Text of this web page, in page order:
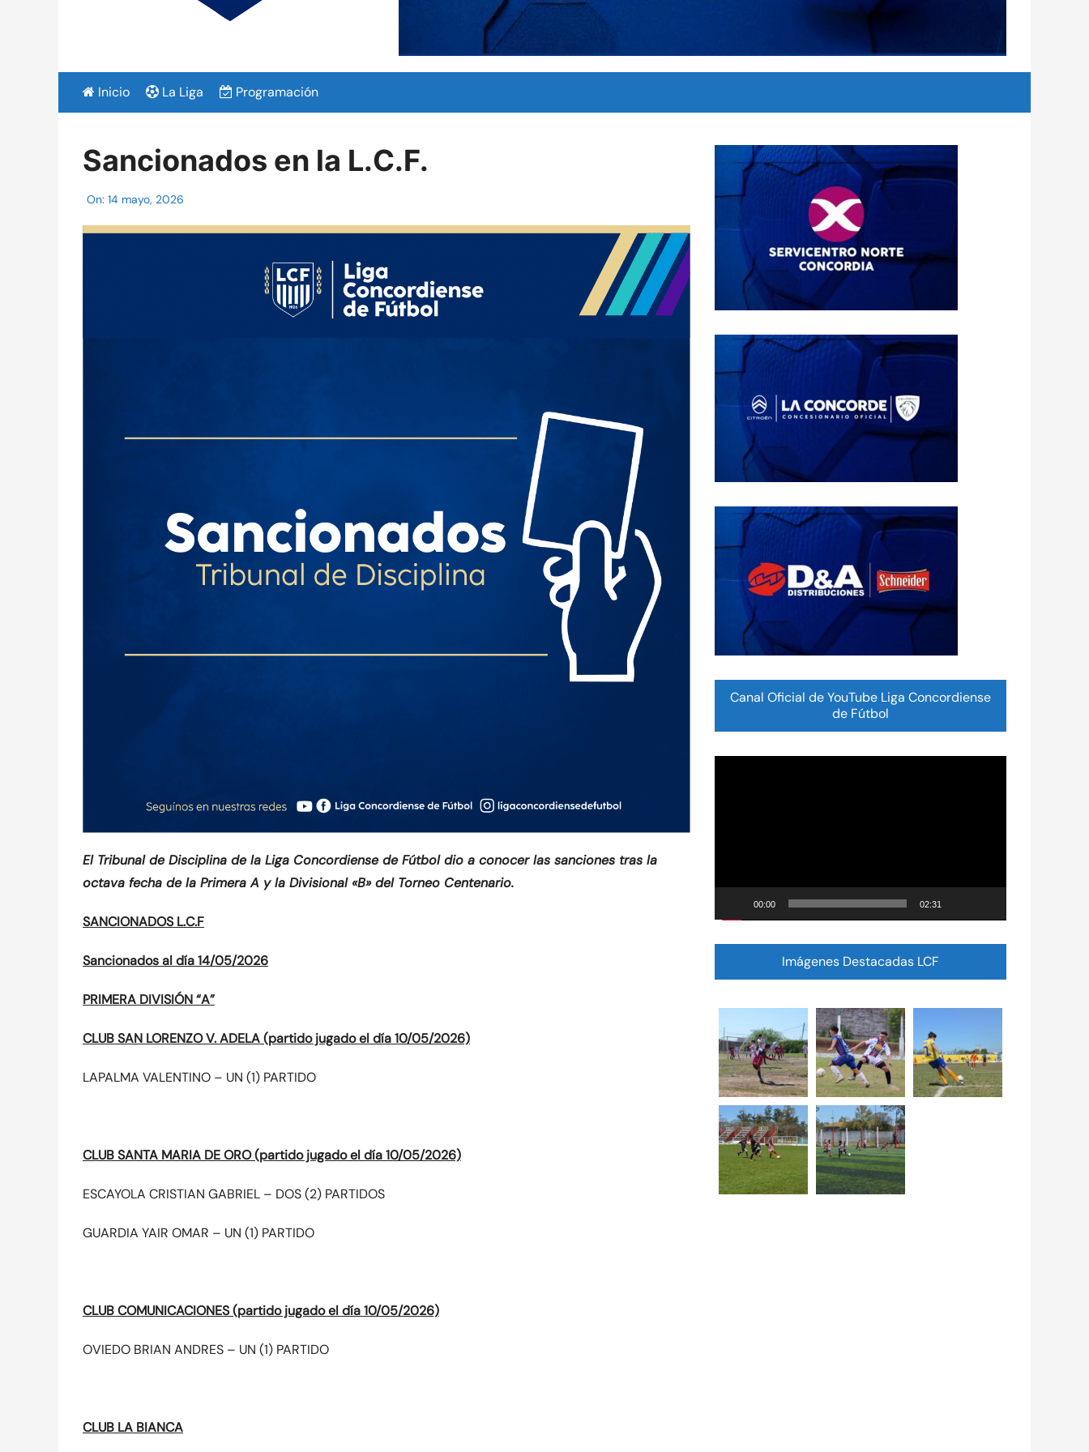
Inicio La Liga Programación
Sancionados en la L.C.F.
On: 14 mayo, 2026
El Tribunal de Disciplina de la Liga Concordiense de Fútbol dio a conocer las sanciones tras la
octava fecha de la Primera A y la Divisional «B» del Torneo Centenario.
SANCIONADOS L.C.F
Sancionados al día 14/05/2026
PRIMERA DIVISIÓN “A”
CLUB SAN LORENZO V. ADELA (partido jugado el día 10/05/2026)
LAPALMA VALENTINO – UN (1) PARTIDO
CLUB SANTA MARIA DE ORO (partido jugado el día 10/05/2026)
ESCAYOLA CRISTIAN GABRIEL – DOS (2) PARTIDOS
GUARDIA YAIR OMAR – UN (1) PARTIDO
CLUB COMUNICACIONES (partido jugado el día 10/05/2026)
OVIEDO BRIAN ANDRES – UN (1) PARTIDO
CLUB LA BIANCA
Canal Oficial de YouTube Liga Concordiense
de Fútbol
00:00 02:31
Imágenes Destacadas LCF